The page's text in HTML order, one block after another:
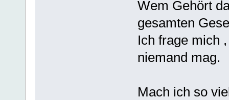
Wem Gehört
gesamten
Ich frage mich
niemand mag.
Mach ich so